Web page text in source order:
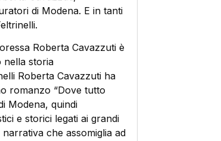
di Modena. E in tanti
Roberta Cavazzuti è
nella storia
Roberta Cavazzuti ha
romanzo “Dove tutto
Modena, quindi
e storici legati ai grandi
che assomiglia ad